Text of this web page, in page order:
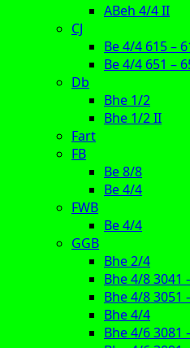
ABeh 4/4 II
CJ
Be 4/4 615 –
Be 4/4 651 –
Db
Bhe 1/2
Bhe 1/2 II
Fart
FB
Be 8/8
Be 4/4
FWB
Be 4/4
GGB
Bhe 2/4
Bhe 4/8 3041
Bhe 4/8 3051
Bhe 4/4
Bhe 4/6 3081